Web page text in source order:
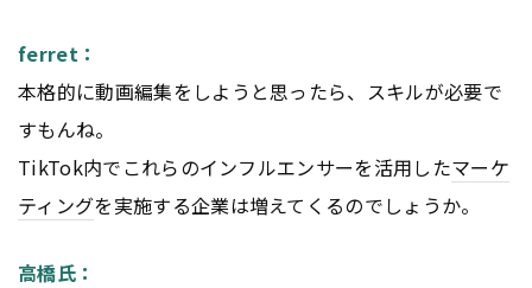
ferret：
本格的に動画編集をしようと思ったら、スキルが必要で
すもんね。
TikTok内でこれらのインフルエンサーを活用したマーケ
ティングを実施する企業は増えてくるのでしょうか。
高橋氏：